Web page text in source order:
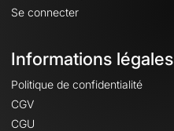
Se connecter
Informations légales
Politique de confidentialité
CGV
CGU